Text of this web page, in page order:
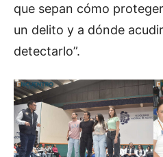
que sepan cómo
un delito y a dónde
detectarlo”.